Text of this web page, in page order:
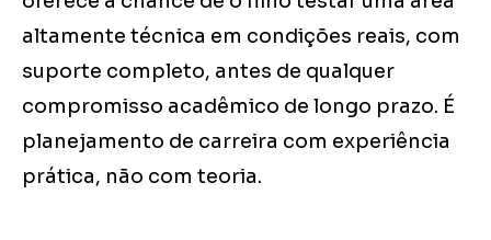
altamente técnica em condições reais, com
suporte completo, antes de qualquer
compromisso acadêmico de longo prazo. É
planejamento de carreira com experiência
prática, não com teoria.